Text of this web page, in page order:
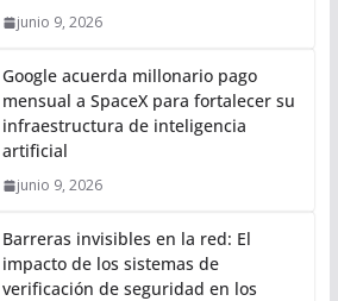
junio 9, 2026
Google acuerda millonario pago
mensual a SpaceX para fortalecer su
infraestructura de inteligencia
artificial
junio 9, 2026
Barreras invisibles en la red: El
impacto de los sistemas de
verificación de seguridad en los